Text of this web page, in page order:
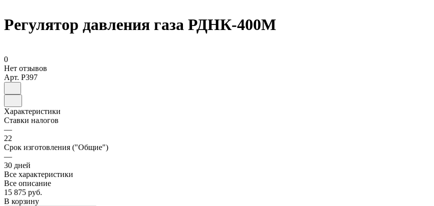
Регулятор давления газа РДНК-400М
0
Нет отзывов
Арт. P397
Характеристики
Ставки налогов
—
22
Срок изготовления ("Общие")
—
30 дней
Все характеристики
Все описание
15 875 руб.
В корзину